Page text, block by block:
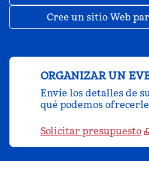
Cree un sitio Web
ORGANIZAR UN
Envíe los detalles de
qué podemos
Solicitar presupuesto